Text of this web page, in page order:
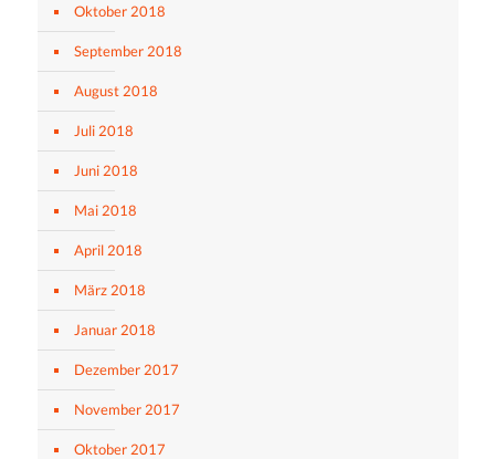
Oktober 2018
September 2018
August 2018
Juli 2018
Juni 2018
Mai 2018
April 2018
März 2018
Januar 2018
Dezember 2017
November 2017
Oktober 2017